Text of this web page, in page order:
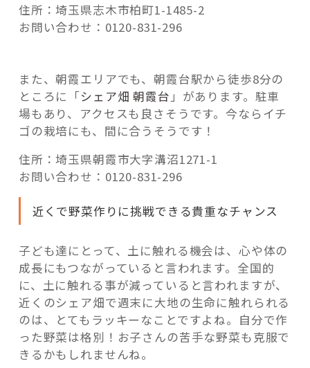
住所：埼玉県志木市柏町1-1485-2
お問い合わせ：0120-831-296
また、朝霞エリアでも、朝霞台駅から徒歩8分の
ところに「シェア畑 朝霞台 」があります。駐車
場もあり、アクセスも良さそうです。今ならイチ
ゴの栽培にも、間に合うそうです！
住所：埼玉県朝霞市大字溝沼1271-1
お問い合わせ：0120-831-296
近くで野菜作りに挑戦できる貴重なチャンス
子ども達にとって、土に触れる機会は、心や体の
成長にもつながっていると言われます。全国的
に、土に触れる事が減っていると言われますが、
近くのシェア畑で週末に大地の生命に触れられる
のは、とてもラッキーなことですよね。自分で作
った野菜は格別！お子さんの苦手な野菜も克服で
きるかもしれませんね。